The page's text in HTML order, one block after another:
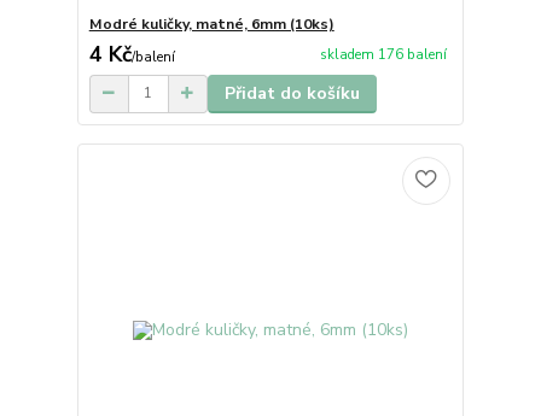
Modré kuličky, matné, 6mm (10ks)
4 Kč/balení skladem 176 balení
Přidat do košíku